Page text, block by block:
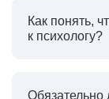
Как понять,
к психологу?
Обязательно